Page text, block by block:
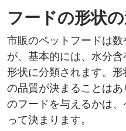
フードの形状
市販のペットフードは
が、基本的には、水分
形状に分類されます。
の品質が決まることは
のフードを与えるかは
って決まります。